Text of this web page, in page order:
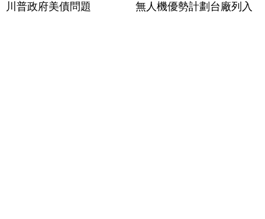
川普政府美債問題
無人機優勢計劃台廠列入